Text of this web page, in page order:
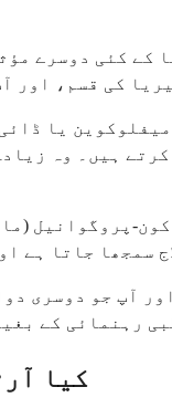
کئی دوسرے
کی قسم، اور
یا
ہیں۔ وہ
پروگوانیل
سمجھا جاتا ہے
آپ جو دوسری
رہنمائی کے
کیا